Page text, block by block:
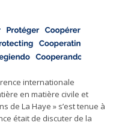
internationale
en matière civile et
de La Haye » s’est tenue à
était de discuter de la